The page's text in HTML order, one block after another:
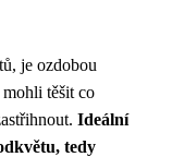
je ozdobou
těšit co
Ideální
tedy